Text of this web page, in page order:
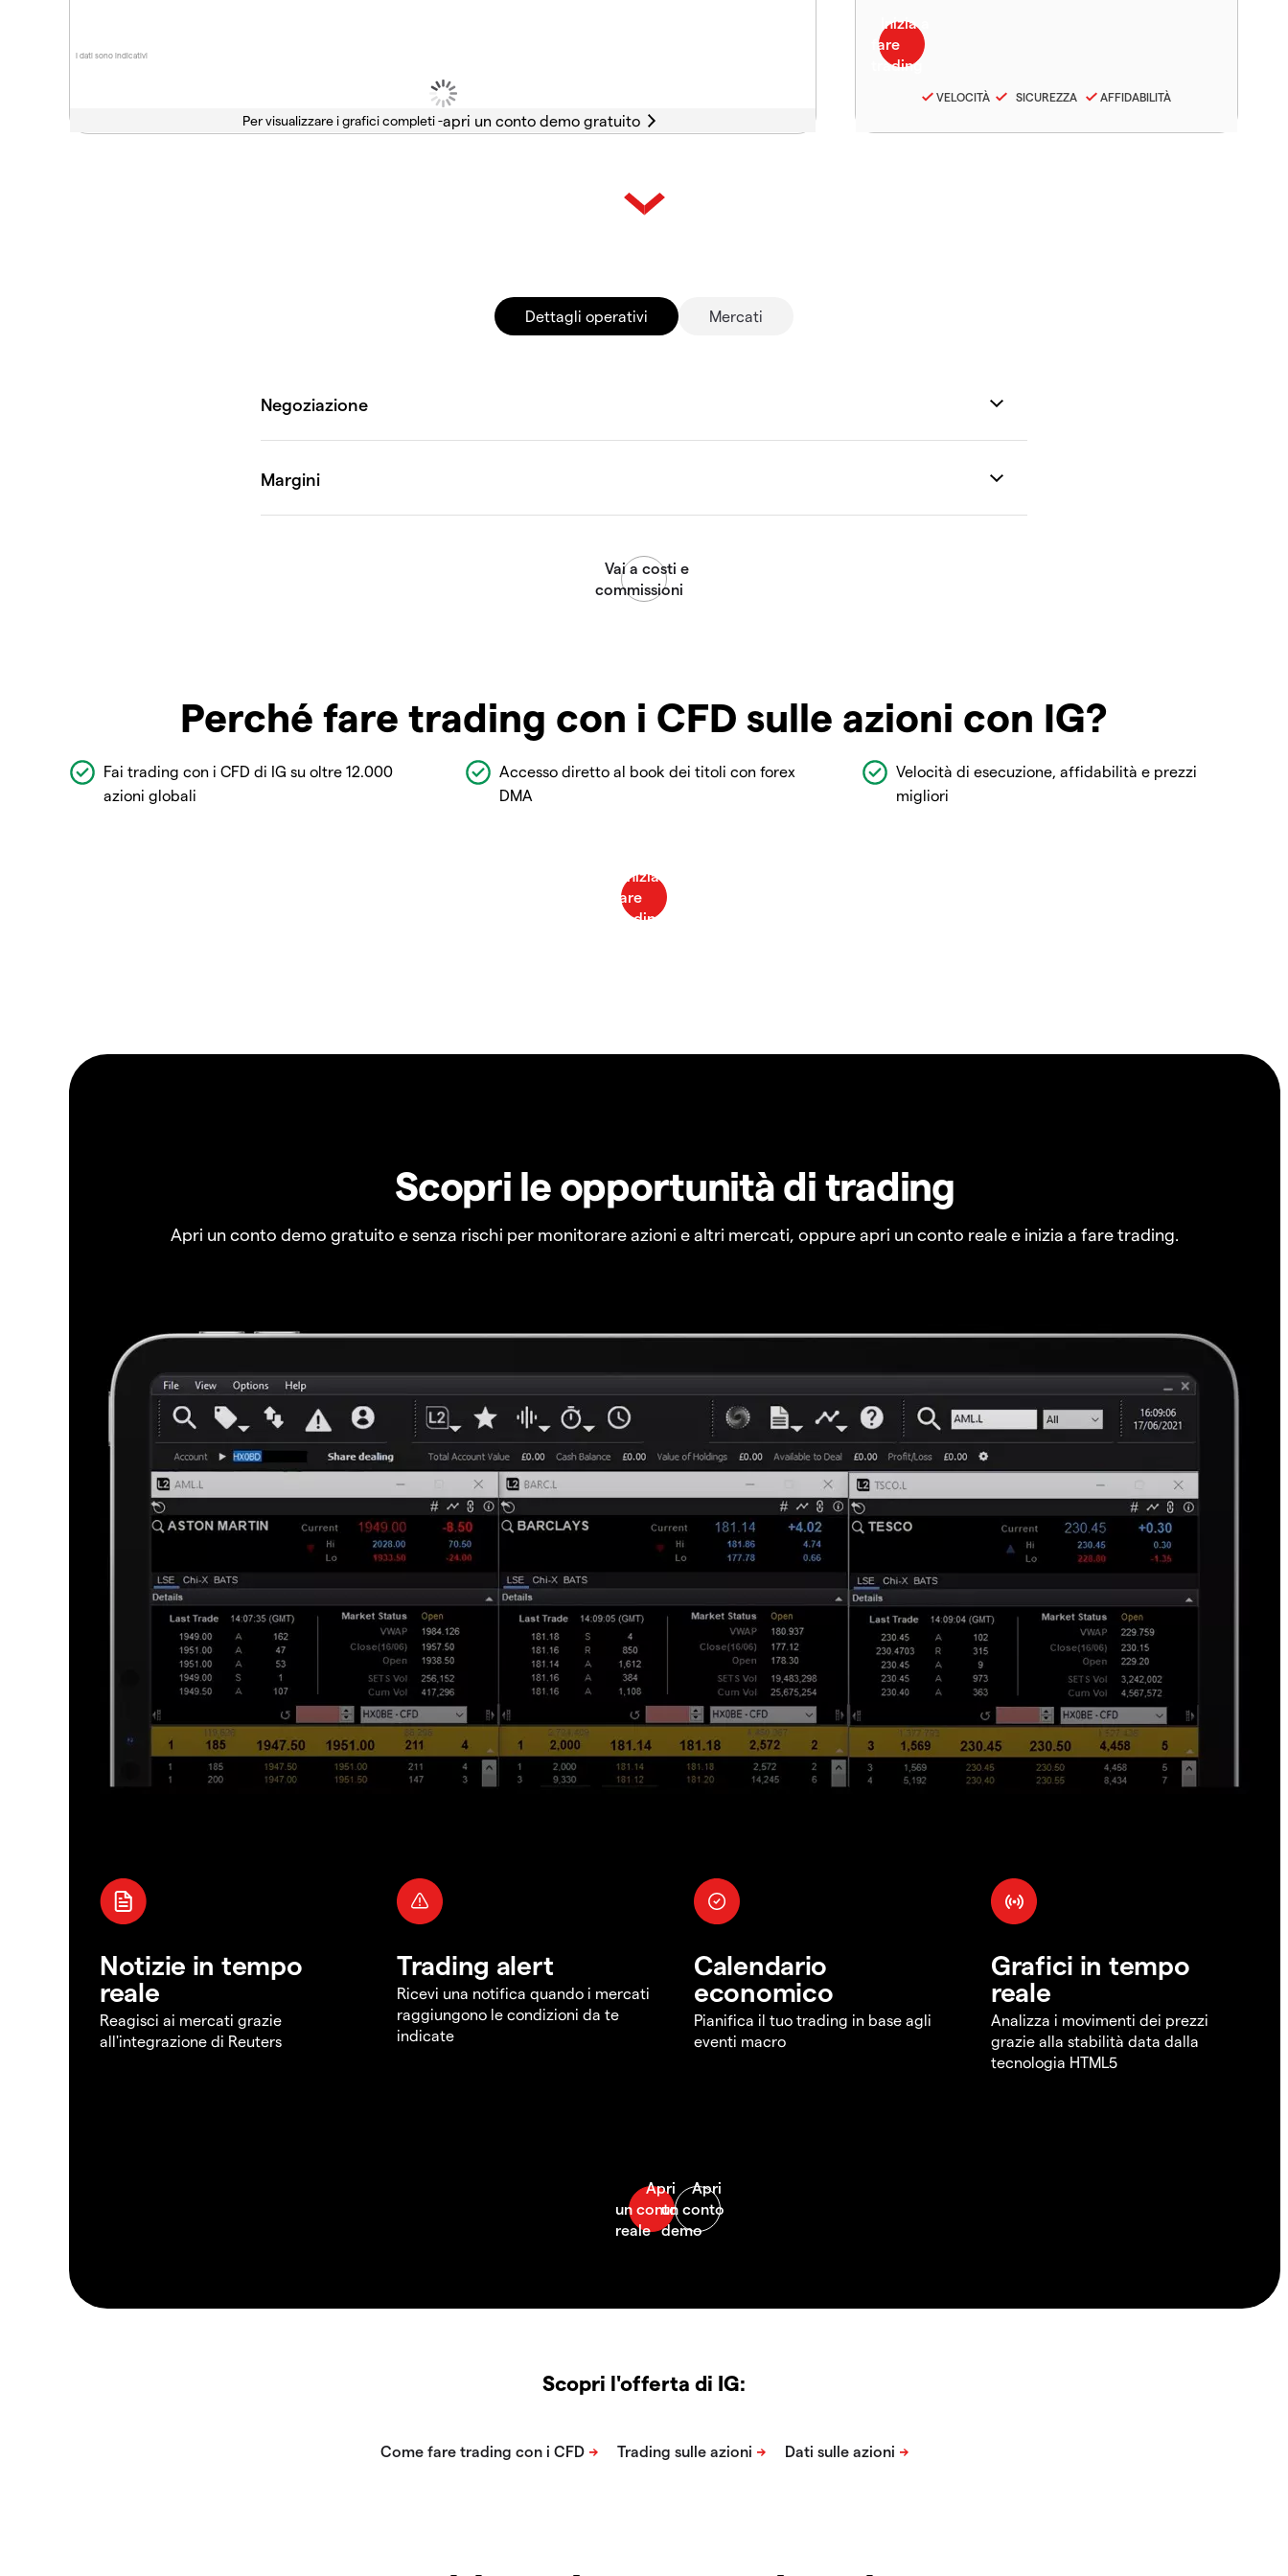
I dati sono indicativi
Per visualizzare i grafici completi -
VELOCITÀ SICUREZZA AFFIDABILITÀ
Dettagli operativi Mercati
Perché fare trading con i CFD sulle azioni con IG?
Fai trading con i CFD di IG su oltre 12.000
azioni globali
Accesso diretto al book dei titoli con forex
DMA
Velocità di esecuzione, affidabilità e prezzi
migliori
Scopri le opportunità di trading
Apri un conto demo gratuito e senza rischi per monitorare azioni e altri mercati, oppure apri un conto reale e inizia a fare trading.
Notizie in tempo
reale
Reagisci ai mercati grazie
all'integrazione di Reuters
Trading alert
Ricevi una notifica quando i mercati
raggiungono le condizioni da te
indicate
Calendario
economico
Pianifica il tuo trading in base agli
eventi macro
Grafici in tempo
reale
Analizza i movimenti dei prezzi
grazie alla stabilità data dalla
tecnologia HTML5
Scopri l'offerta di IG: